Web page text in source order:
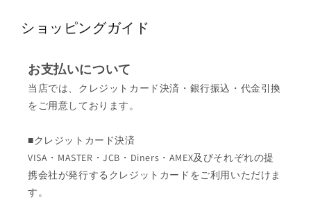
ショッピングガイド
お支払いについて
当店では、クレジットカード決済・銀行振込・代金引換
をご用意しております。
■クレジットカード決済
VISA・MASTER・JCB・Diners・AMEX及びそれぞれの提
携会社が発行するクレジットカードをご利用いただけま
す。